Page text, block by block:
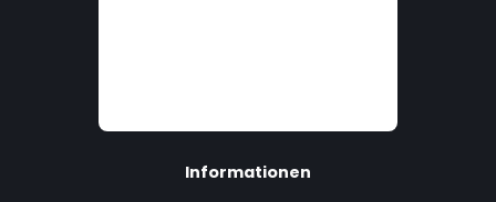
Informationen